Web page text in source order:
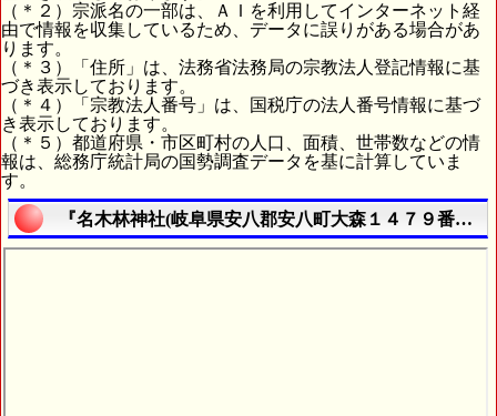
（＊２）宗派名の一部は、ＡＩを利用してインターネット経
由で情報を収集しているため、データに誤りがある場合があ
ります。
（＊３）「住所」は、法務省法務局の宗教法人登記情報に基
づき表示しております。
（＊４）「宗教法人番号」は、国税庁の法人番号情報に基づ
き表示しております。
（＊５）都道府県・市区町村の人口、面積、世帯数などの情
報は、総務庁統計局の国勢調査データを基に計算していま
す。
『名木林神社(岐阜県安八郡安八町大森１４７９番地